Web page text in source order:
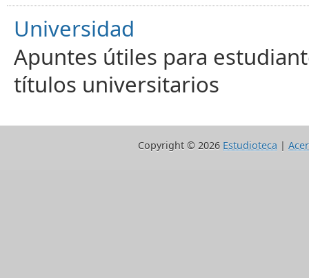
Universidad
Apuntes útiles para
títulos universitarios
Copyright © 2026 Estudioteca |